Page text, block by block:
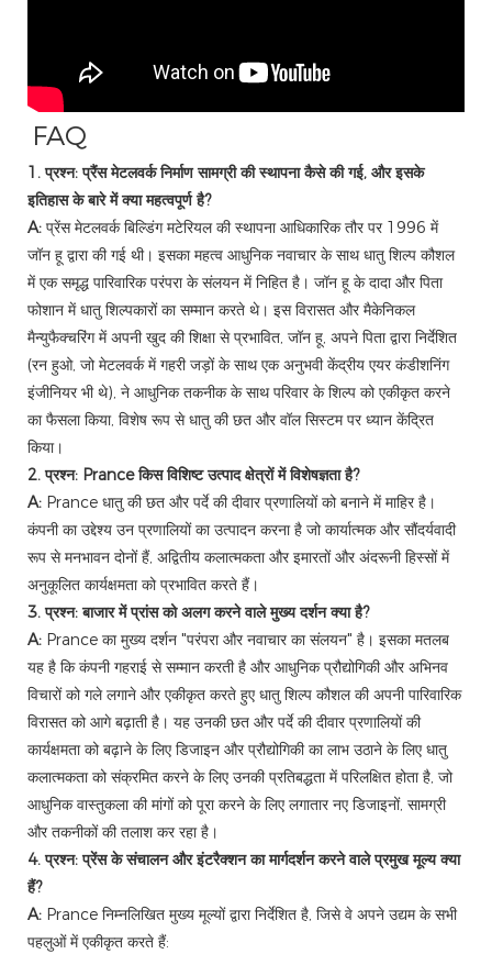
FAQ
1. प्रश्न: प्रैंस मेटलवर्क निर्माण सामग्री की स्थापना कैसे की गई, और इसके
इतिहास के बारे में क्या महत्वपूर्ण है?
A: प्रेंस मेटलवर्क बिल्डिंग मटेरियल की स्थापना आधिकारिक तौर पर 1996 में
जॉन हू द्वारा की गई थी। इसका महत्व आधुनिक नवाचार के साथ धातु शिल्प कौशल
में एक समृद्ध पारिवारिक परंपरा के संलयन में निहित है। जॉन हू के दादा और पिता
फोशान में धातु शिल्पकारों का सम्मान करते थे। इस विरासत और मैकेनिकल
मैन्युफैक्चरिंग में अपनी खुद की शिक्षा से प्रभावित, जॉन हू, अपने पिता द्वारा निर्देशित
(रन हुओ, जो मेटलवर्क में गहरी जड़ों के साथ एक अनुभवी केंद्रीय एयर कंडीशनिंग
इंजीनियर भी थे), ने आधुनिक तकनीक के साथ परिवार के शिल्प को एकीकृत करने
का फैसला किया, विशेष रूप से धातु की छत और वॉल सिस्टम पर ध्यान केंद्रित
किया।
2. प्रश्न: Prance किस विशिष्ट उत्पाद क्षेत्रों में विशेषज्ञता है?
A: Prance धातु की छत और पर्दे की दीवार प्रणालियों को बनाने में माहिर है।
कंपनी का उद्देश्य उन प्रणालियों का उत्पादन करना है जो कार्यात्मक और सौंदर्यवादी
रूप से मनभावन दोनों हैं, अद्वितीय कलात्मकता और इमारतों और अंदरूनी हिस्सों में
अनुकूलित कार्यक्षमता को प्रभावित करते हैं।
3. प्रश्न: बाजार में प्रांस को अलग करने वाले मुख्य दर्शन क्या है?
A: Prance का मुख्य दर्शन "परंपरा और नवाचार का संलयन" है। इसका मतलब
यह है कि कंपनी गहराई से सम्मान करती है और आधुनिक प्रौद्योगिकी और अभिनव
विचारों को गले लगाने और एकीकृत करते हुए धातु शिल्प कौशल की अपनी पारिवारिक
विरासत को आगे बढ़ाती है। यह उनकी छत और पर्दे की दीवार प्रणालियों की
कार्यक्षमता को बढ़ाने के लिए डिजाइन और प्रौद्योगिकी का लाभ उठाने के लिए धातु
कलात्मकता को संक्रमित करने के लिए उनकी प्रतिबद्धता में परिलक्षित होता है, जो
आधुनिक वास्तुकला की मांगों को पूरा करने के लिए लगातार नए डिजाइनों, सामग्री
और तकनीकों की तलाश कर रहा है।
4. प्रश्न: प्रेंस के संचालन और इंटरैक्शन का मार्गदर्शन करने वाले प्रमुख मूल्य क्या
हैं?
A: Prance निम्नलिखित मुख्य मूल्यों द्वारा निर्देशित है, जिसे वे अपने उद्यम के सभी
पहलुओं में एकीकृत करते हैं: